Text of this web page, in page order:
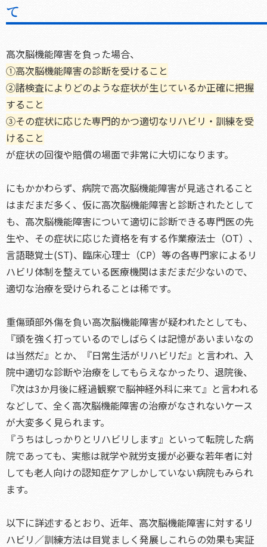
て
高次脳機能障害を負った場合、
①高次脳機能障害の診断を受けること
②諸検査によりどのような症状が生じているか正確に把握
すること
③その症状に応じた専門的かつ適切なリハビリ・訓練を受
けること
が症状の回復や賠償の場面で非常に大切になります。
にもかかわらず、病院で高次脳機能障害が見逃されること
はまだまだ多く、仮に高次脳機能障害と診断されたとして
も、高次脳機能障害について適切に診断できる専門医の先
生や、その症状に応じた資格を有する作業療法士（OT）、
言語聴覚士(ST)、臨床心理士（CP）等の各専門家によるリ
ハビリ体制を整えている医療機関はまだまだ少ないので、
適切な治療を受けられることは稀です。
重傷頭部外傷を負い高次脳機能障害が疑われたとしても、
『頭を強く打っているのでしばらくは記憶があいまいなの
は当然だ』とか、『日常生活がリハビリだ』と言われ、入
院中適切な診断や治療をしてもらえなかったり、退院後、
『次は3か月後に経過観察で脳神経外科に来て』と言われる
などして、全く高次脳機能障害の治療がなされないケース
が大変多く見られます。
『うちはしっかりとリハビリします』といって転院した病
院であっても、実態は就学や就労支援が必要な若年者に対
しても老人向けの認知症ケアしかしていない病院もみられ
ます。
以下に詳述するとおり、近年、高次脳機能障害に対するリ
ハビリ／訓練方法は目覚ましく発展しこれらの効果も実証